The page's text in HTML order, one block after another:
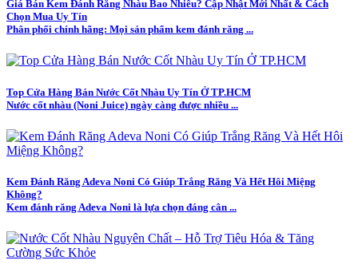
Giá Bán Kem Đánh Răng Nhàu Bao Nhiêu? Cập Nhật Mới Nhất & Cách
Chọn Mua Uy Tín
Phân phối chính hãng: Mọi sản phẩm kem đánh răng ...
Top Cửa Hàng Bán Nước Cốt Nhàu Uy Tín Ở TP.HCM
Nước cốt nhàu (Noni Juice) ngày càng được nhiều ...
Kem Đánh Răng Adeva Noni Có Giúp Trắng Răng Và Hết Hôi Miệng
Không?
Kem đánh răng Adeva Noni là lựa chọn đáng cân ...